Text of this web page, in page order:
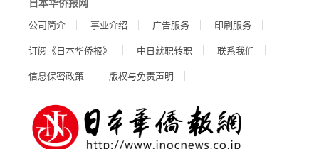
公司简介 事业介绍 广告服务
印刷服务
订阅《日本华侨报》
中日就职转职
联系我们
信息保密政策
版权与免责声明